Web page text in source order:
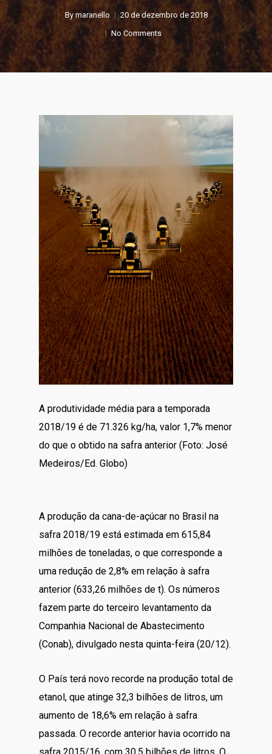
By maranello
20 de dezembro de 2018
No Comments
A produtividade média para a temporada
2018/19 é de 71.326 kg/ha, valor 1,7% menor
do que o obtido na safra anterior (Foto: José
Medeiros/Ed. Globo)
A produção da cana-de-açúcar no Brasil na
safra 2018/19 está estimada em 615,84
milhões de toneladas, o que corresponde a
uma redução de 2,8% em relação à safra
anterior (633,26 milhões de t). Os números
fazem parte do terceiro levantamento da
Companhia Nacional de Abastecimento
(Conab), divulgado nesta quinta-feira (20/12).
O País terá novo recorde na produção total de
etanol, que atinge 32,3 bilhões de litros, um
aumento de 18,6% em relação à safra
passada. O recorde anterior havia ocorrido na